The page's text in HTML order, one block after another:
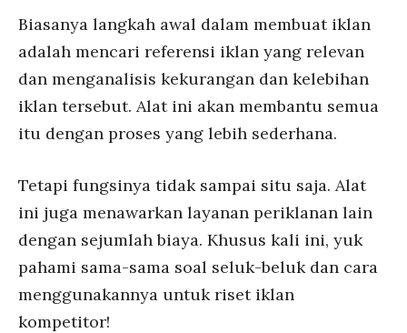
Biasanya langkah awal dalam membuat iklan
adalah mencari referensi iklan yang relevan
dan menganalisis kekurangan dan kelebihan
iklan tersebut. Alat ini akan membantu semua
itu dengan proses yang lebih sederhana.
Tetapi fungsinya tidak sampai situ saja. Alat
ini juga menawarkan layanan periklanan lain
dengan sejumlah biaya. Khusus kali ini, yuk
pahami sama-sama soal seluk-beluk dan cara
menggunakannya untuk riset iklan
kompetitor!